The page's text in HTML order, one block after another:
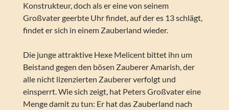
Konstrukteur, doch als er eine von seinem
Großvater geerbte Uhr findet, auf der es 13 schlägt,
findet er sich in einem Zauberland wieder.
Die junge attraktive Hexe Melicent bittet ihn um
Beistand gegen den bösen Zauberer Amarish, der
alle nicht lizenzierten Zauberer verfolgt und
einsperrt. Wie sich zeigt, hat Peters Großvater eine
Menge damit zu tun: Er hat das Zauberland nach